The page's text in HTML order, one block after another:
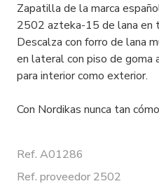
Zapatilla de la marca
2502 azteka-15 de lana en
Descalza con forro de lana
en lateral con piso de
para interior como exterior.
Con Nordikas nunca tan
Ref. A01286
Ref. proveedor 2502